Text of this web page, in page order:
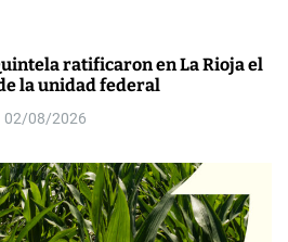
ratificaron en La Rioja el
la unidad federal
02/08/2026